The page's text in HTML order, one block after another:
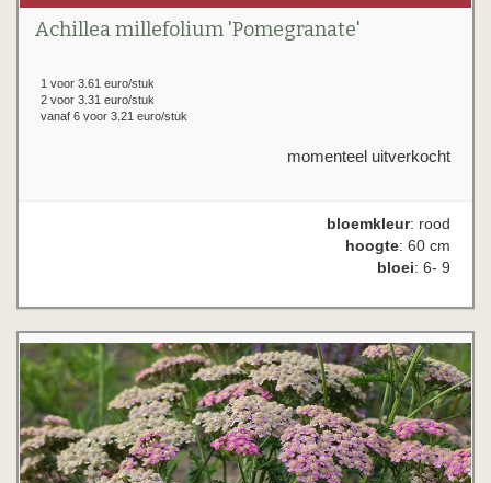
Achillea millefolium 'Pomegranate'
1 voor 3.61 euro/stuk
2 voor 3.31 euro/stuk
vanaf 6 voor 3.21 euro/stuk
momenteel uitverkocht
bloemkleur: rood
hoogte: 60 cm
bloei: 6- 9